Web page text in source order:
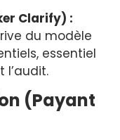
Clarify) :
du modèle
essentiel
l’audit.
(Payant